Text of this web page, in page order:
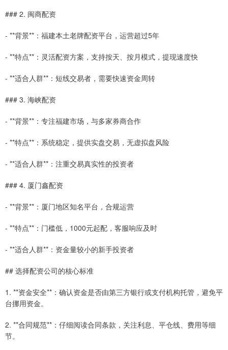
### 2. 闽商配资
- **背景**：福建本土老牌配资平台，运营超过5年
- **特点**：灵活配资方案，支持按天、按月模式，提现速度快
- **适合人群**：短线交易者，需要快速资金周转
### 3. 海峡配资
- **背景**：专注福建市场，与多家券商合作
- **特点**：系统稳定，提供实盘交易，无虚拟盘风险
- **适合人群**：注重交易真实性的投资者
### 4. 厦门鑫配资
- **背景**：厦门地区知名平台，合规运营
- **特点**：门槛低，1000元起配，客服响应及时
- **适合人群**：资金量较小的新手投资者
## 选择配资公司的核心标准
1. **资金安全**：确认资金是否由第三方银行或支付机构托管，避免平
台挪用资金。
2. **合同规范**：仔细阅读合同条款，关注利息、平仓线、费用等细
节。